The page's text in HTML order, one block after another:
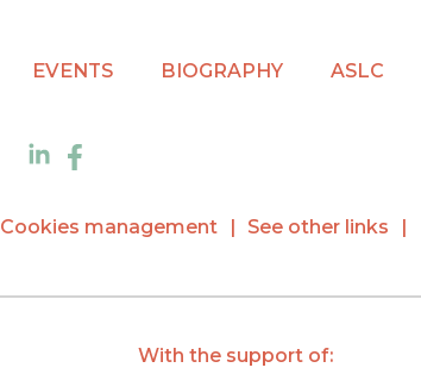
EVENTS BIOGRAPHY ASLC
Cookies management See other links
With the support of: